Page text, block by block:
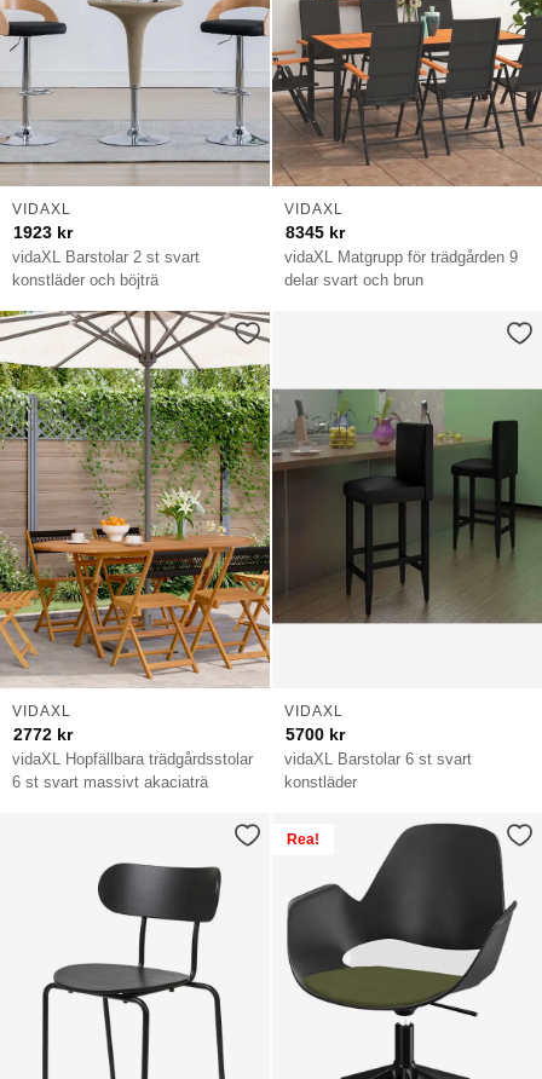
vidaXL Barstolar 2 st svart
konstläder och böjträ
VIDAXL
1923 kr
vidaXL Matgrupp för trädgården 9
delar svart och brun
VIDAXL
8345 kr
vidaXL Hopfällbara trädgårdsstolar
6 st svart massivt akaciaträ
VIDAXL
2772 kr
vidaXL Barstolar 6 st svart
konstläder
VIDAXL
5700 kr
Rea!